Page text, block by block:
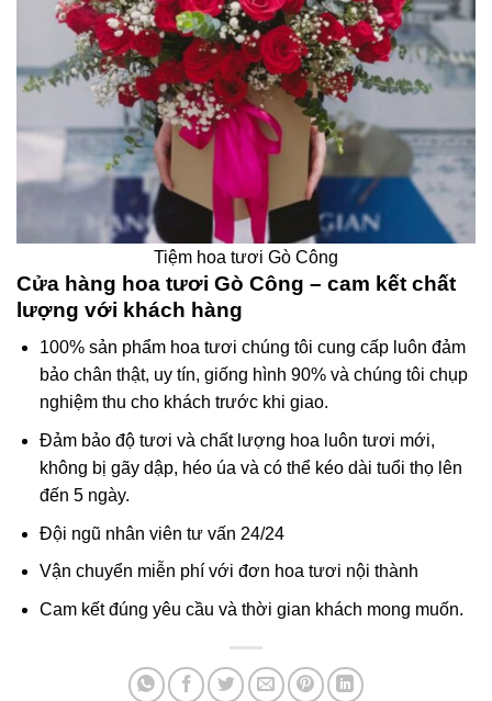
Tiệm hoa tươi Gò Công
Cửa hàng hoa tươi Gò Công – cam kết chất
lượng với khách hàng
100% sản phẩm hoa tươi chúng tôi cung cấp luôn đảm
bảo chân thật, uy tín, giống hình 90% và chúng tôi chụp
nghiệm thu cho khách trước khi giao.
Đảm bảo độ tươi và chất lượng hoa luôn tươi mới,
không bị gãy dập, héo úa và có thể kéo dài tuổi thọ lên
đến 5 ngày.
Đội ngũ nhân viên tư vấn 24/24
Vận chuyển miễn phí với đơn hoa tươi nội thành
Cam kết đúng yêu cầu và thời gian khách mong muốn.